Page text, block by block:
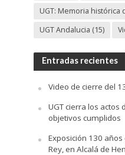
UGT: Memoria histórica
UGT Andalucia (15)
Entradas recientes
Video de cierre del
UGT cierra los actos
objetivos cumplidos
Exposición 130
Rey, en Alcalá de